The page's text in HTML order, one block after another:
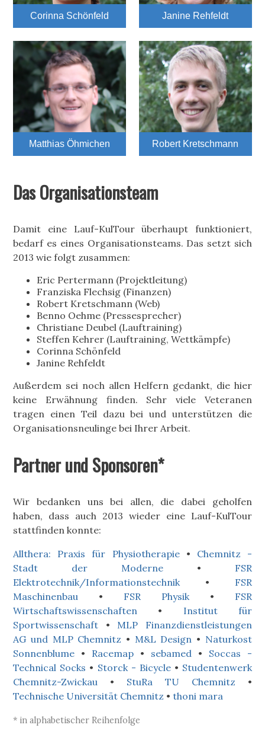
Corinna Schönfeld Janine Rehfeldt
Matthias Öhmichen Robert Kretschmann
Das Organisationsteam
Damit eine Lauf-KulTour überhaupt funktioniert,
bedarf es eines Organisationsteams. Das setzt sich
2013 wie folgt zusammen:
Eric Pertermann (Projektleitung)
Franziska Flechsig (Finanzen)
Robert Kretschmann (Web)
Benno Oehme (Pressesprecher)
Christiane Deubel (Lauftraining)
Steffen Kehrer (Lauftraining, Wettkämpfe)
Corinna Schönfeld
Janine Rehfeldt
Außerdem sei noch allen Helfern gedankt, die hier
keine Erwähnung finden. Sehr viele Veteranen
tragen einen Teil dazu bei und unterstützen die
Organisationsneulinge bei Ihrer Arbeit.
Partner und Sponsoren*
Wir bedanken uns bei allen, die dabei geholfen
haben, dass auch 2013 wieder eine Lauf-KulTour
stattfinden konnte:
Allthera: Praxis für Physiotherapie• Chemnitz -
Stadt der Moderne • FSR
Elektrotechnik/Informationstechnik • FSR
Maschinenbau • FSR Physik• FSR
Wirtschaftswissenschaften • Institut für
Sportwissenschaft • MLP Finanzdienstleistungen
AG und MLP Chemnitz • M&L Design • Naturkost
Sonnenblume • Racemap • sebamed • Soccas -
Technical Socks • Storck - Bicycle• Studentenwerk
Chemnitz-Zwickau • StuRa TU Chemnitz •
Technische Universität Chemnitz •thoni mara
* in alphabetischer Reihenfolge